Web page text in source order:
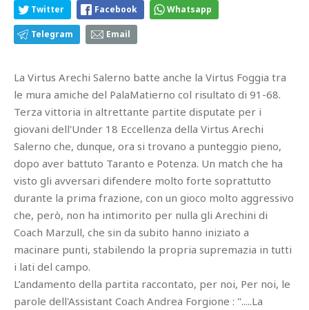
Twitter Facebook Whatsapp
Telegram Email
La Virtus Arechi Salerno batte anche la Virtus Foggia tra
le mura amiche del PalaMatierno col risultato di 91-68.
Terza vittoria in altrettante partite disputate per i
giovani dell'Under 18 Eccellenza della Virtus Arechi
Salerno che, dunque, ora si trovano a punteggio pieno,
dopo aver battuto Taranto e Potenza. Un match che ha
visto gli avversari difendere molto forte soprattutto
durante la prima frazione, con un gioco molto aggressivo
che, però, non ha intimorito per nulla gli Arechini di
Coach Marzull, che sin da subito hanno iniziato a
macinare punti, stabilendo la propria supremazia in tutti
i lati del campo.
L’andamento della partita raccontato, per noi, Per noi, le
parole dell'Assistant Coach Andrea Forgione : ".....La